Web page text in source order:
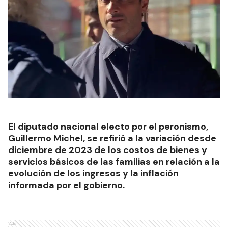
El diputado nacional electo por el peronismo,
Guillermo Michel, se refirió a la variación desde
diciembre de 2023 de los costos de bienes y
servicios básicos de las familias en relación a la
evolución de los ingresos y la inflación
informada por el gobierno.
Ads